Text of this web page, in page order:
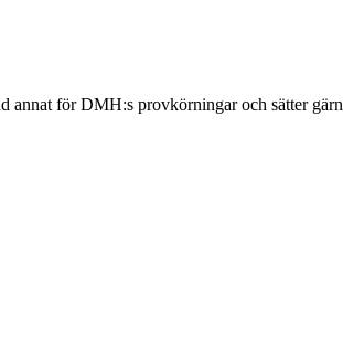
annat för DMH:s provkörningar och sätter